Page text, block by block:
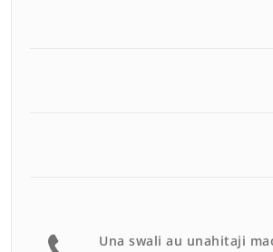
Una swali au unahitaji